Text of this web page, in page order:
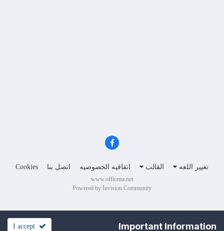
تغيير اللغه القالب اتفاقيه الخصوصيه اتصل بنا Cookies
www.officena.net
Powered by Invision Community
Important Information